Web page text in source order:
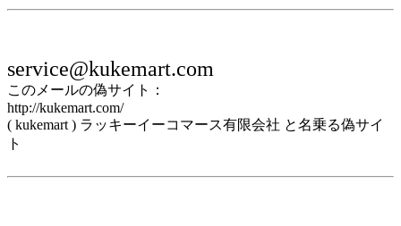
service@kukemart.com
このメールの偽サイト：
http://kukemart.com/
( kukemart ) ラッキーイーコマース有限会社 と名乗る偽サイ
ト